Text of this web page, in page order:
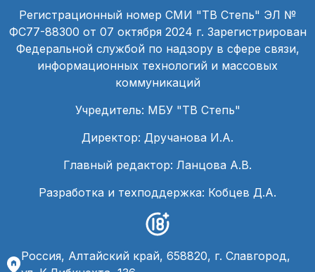
Регистрационный номер СМИ "ТВ Степь" ЭЛ №
ФС77-88300 от 07 октября 2024 г. Зарегистрирован
Федеральной службой по надзору в сфере связи,
информационных технологий и массовых
коммуникаций
Учредитель: МБУ "ТВ Степь"
Директор: Дручанова И.А.
Главный редактор: Ланцова А.В.
Разработка и техподдержка: Кобцев Д.А.
Россия, Алтайский край, 658820, г. Славгород,